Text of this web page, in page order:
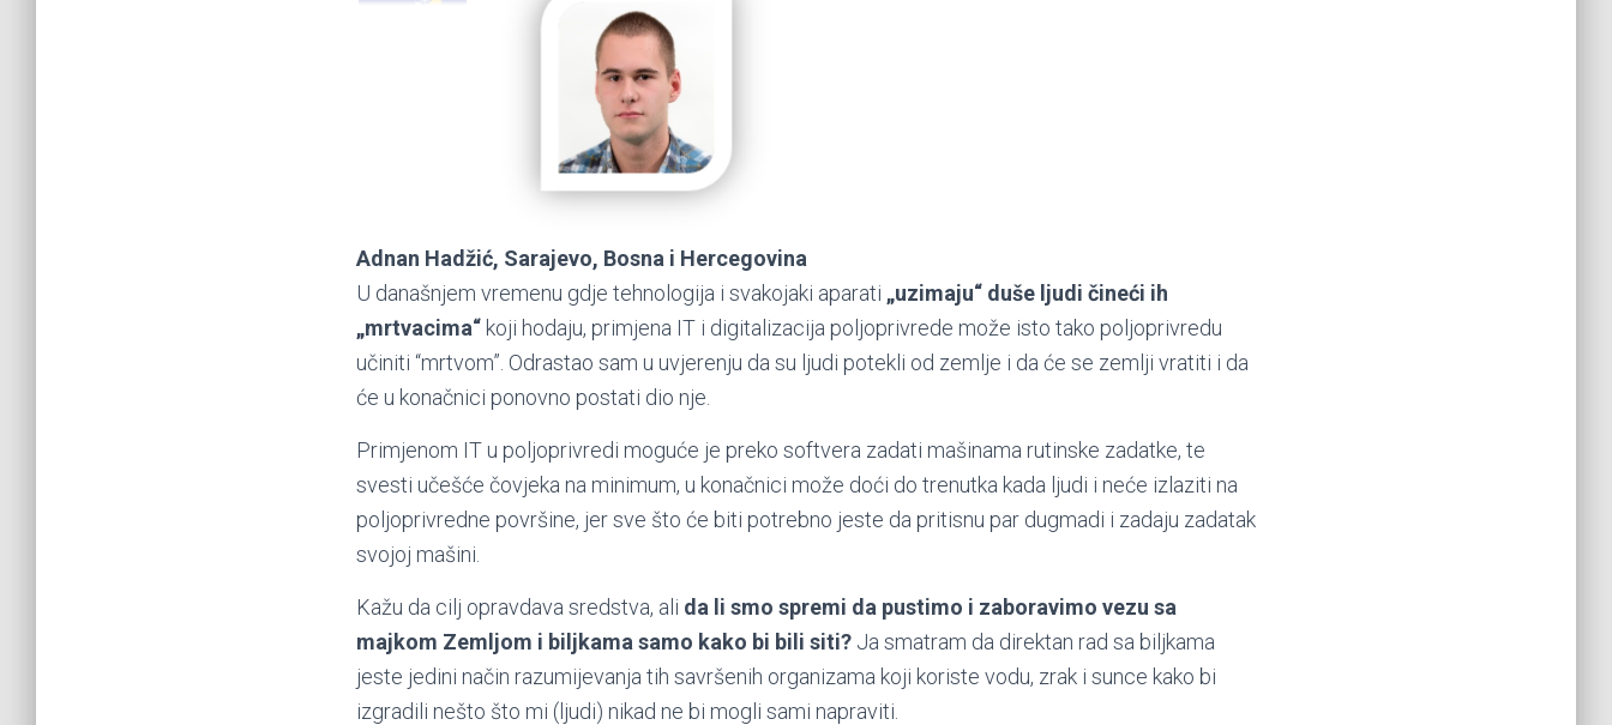
Adnan Hadžić, Sarajevo, Bosna i Hercegovina
U današnjem vremenu gdje tehnologija i svakojaki aparati „uzimaju“ duše ljudi čineći ih
„mrtvacima“ koji hodaju, primjena IT i digitalizacija poljoprivrede može isto tako poljoprivredu
učiniti “mrtvom”. Odrastao sam u uvjerenju da su ljudi potekli od zemlje i da će se zemlji vratiti i da
će u konačnici ponovno postati dio nje.
Primjenom IT u poljoprivredi moguće je preko softvera zadati mašinama rutinske zadatke, te
svesti učešće čovjeka na minimum, u konačnici može doći do trenutka kada ljudi i neće izlaziti na
poljoprivredne površine, jer sve što će biti potrebno jeste da pritisnu par dugmadi i zadaju zadatak
svojoj mašini.
Kažu da cilj opravdava sredstva, ali da li smo spremi da pustimo i zaboravimo vezu sa
majkom Zemljom i biljkama samo kako bi bili siti? Ja smatram da direktan rad sa biljkama
jeste jedini način razumijevanja tih savršenih organizama koji koriste vodu, zrak i sunce kako bi
izgradili nešto što mi (ljudi) nikad ne bi mogli sami napraviti.